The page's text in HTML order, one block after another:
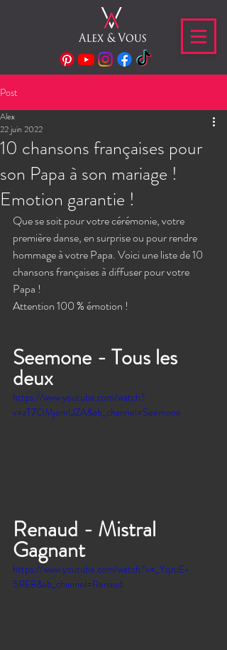
Post
10 chansons françaises pour
son Papa à son mariage !
Emotion garantie !
Alex
22 juin 2022
Que se soit pour votre cérémonie, votre
première danse, en surprise ou pour rendre
hommage à votre Papa. Voici une liste de 10
chansons françaises à diffuser pour votre
Papa !
Attention 100 % émotion !
Seemone - Tous les
deux
https://www.youtube.com/watch?
v=zT7OMjemUZA&ab_channel=Seemone
Renaud - Mistral
Gagnant
https://www.youtube.com/watch?v=_YqzuE-
5RE8&ab_channel=Renaud